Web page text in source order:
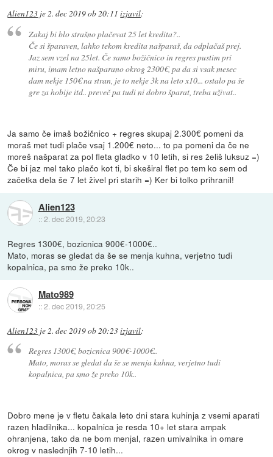
Alien123 je2. dec 2019 ob 20:11 izjavil:
Zakaj bi blo strašno plačevat 25 let kredita?..
Če si šparaven, lahko tekom kredita našparaš, da odplačaš prej.
Jaz sem vzel na 25let. Če samo božičnico in regres pustim pri
miru, imam letno našparano okrog 2300€, pa da si vsak mesec
dam nekje 150€ na stran, je to nekje 3k na leto x10... ostalo pa še
gre za hobije itd.. preveč pa tudi ni dobro šparat, treba uživat..
Ja samo če imaš božičnico + regres skupaj 2.300€ pomeni da
moraš met tudi plače vsaj 1.200€ neto... to pa pomeni da če ne
moreš našparat za pol fleta gladko v 10 letih, si res želiš luksuz =)
Če bi jaz mel tako plačo kot ti, bi skeširal flet po tem ko sem od
začetka dela še 7 let živel pri starih =) Ker bi tolko prihranil!
Alien123
::2. dec 2019, 20:23
Regres 1300€, bozicnica 900€-1000€..
Mato, moras se gledat da še se menja kuhna, verjetno tudi
kopalnica, pa smo že preko 10k..
Mato989
::2. dec 2019, 20:25
Alien123 je2. dec 2019 ob 20:23izjavil:
Regres 1300€, bozicnica 900€-1000€..
Mato, moras se gledat da še se menja kuhna, verjetno tudi
kopalnica, pa smo že preko 10k..
Dobro mene je v fletu čakala leto dni stara kuhinja z vsemi aparati
razen hladilnika... kopalnica je resda 10+ let stara ampak
ohranjena, tako da ne bom menjal, razen umivalnika in omare
okrog v naslednjih 7-10 letih...